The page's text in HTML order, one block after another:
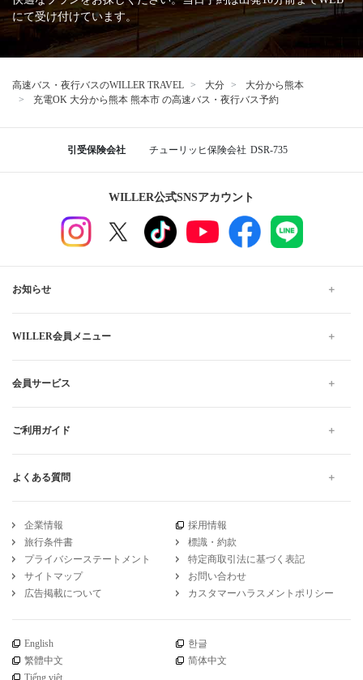
にて受け付けています。
高速バス・夜行バスのWILLER TRAVEL 大分
大分から熊本
充電OK 大分から熊本 熊本市 の高速バス・夜行バス予約
引受保険会社 チューリッヒ保険会社 DSR-735
WILLER公式SNSアカウント
お知らせ
WILLER会員メニュー
会員サービス
ご利用ガイド
よくある質問
企業情報
採用情報
旅行条件書
標識・約款
プライバシーステートメント
特定商取引法に基づく表記
サイトマップ
お問い合わせ
広告掲載について
カスタマーハラスメントポリシー
English
한글
繁體中文
简体中文
Tiếng việt